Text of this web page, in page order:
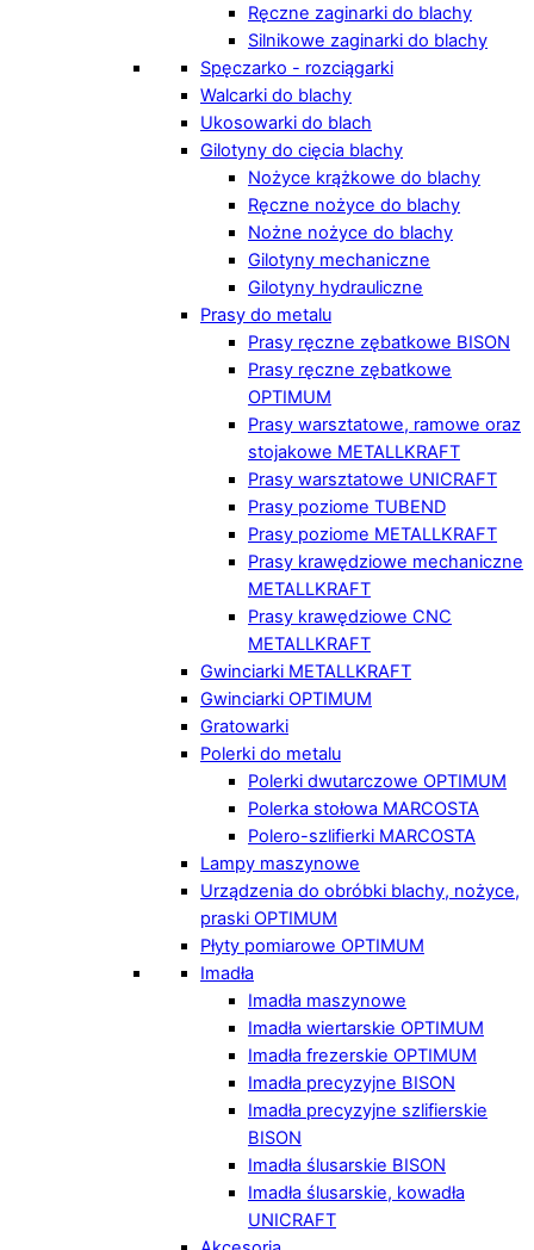
Ręczne zaginarki do blachy
Silnikowe zaginarki do blachy
Spęczarko - rozciągarki
Walcarki do blachy
Ukosowarki do blach
Gilotyny do cięcia blachy
Nożyce krążkowe do blachy
Ręczne nożyce do blachy
Nożne nożyce do blachy
Gilotyny mechaniczne
Gilotyny hydrauliczne
Prasy do metalu
Prasy ręczne zębatkowe BISON
Prasy ręczne zębatkowe
OPTIMUM
Prasy warsztatowe, ramowe oraz
stojakowe METALLKRAFT
Prasy warsztatowe UNICRAFT
Prasy poziome TUBEND
Prasy poziome METALLKRAFT
Prasy krawędziowe mechaniczne
METALLKRAFT
Prasy krawędziowe CNC
METALLKRAFT
Gwinciarki METALLKRAFT
Gwinciarki OPTIMUM
Gratowarki
Polerki do metalu
Polerki dwutarczowe OPTIMUM
Polerka stołowa MARCOSTA
Polero-szlifierki MARCOSTA
Lampy maszynowe
Urządzenia do obróbki blachy, nożyce,
praski OPTIMUM
Płyty pomiarowe OPTIMUM
Imadła
Imadła maszynowe
Imadła wiertarskie OPTIMUM
Imadła frezerskie OPTIMUM
Imadła precyzyjne BISON
Imadła precyzyjne szlifierskie
BISON
Imadła ślusarskie BISON
Imadła ślusarskie, kowadła
UNICRAFT